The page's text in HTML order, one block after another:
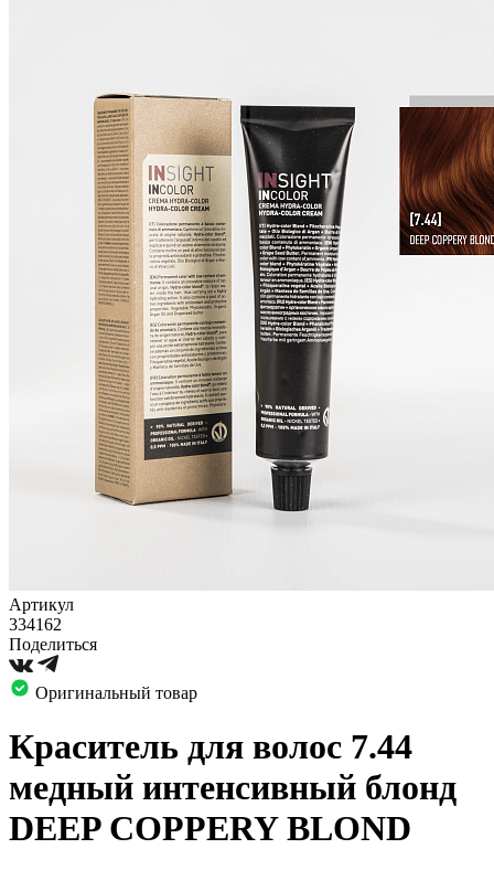
Артикул
334162
Поделиться
Оригинальный товар
Краситель для волос 7.44
медный интенсивный блонд
DEEP COPPERY BLOND